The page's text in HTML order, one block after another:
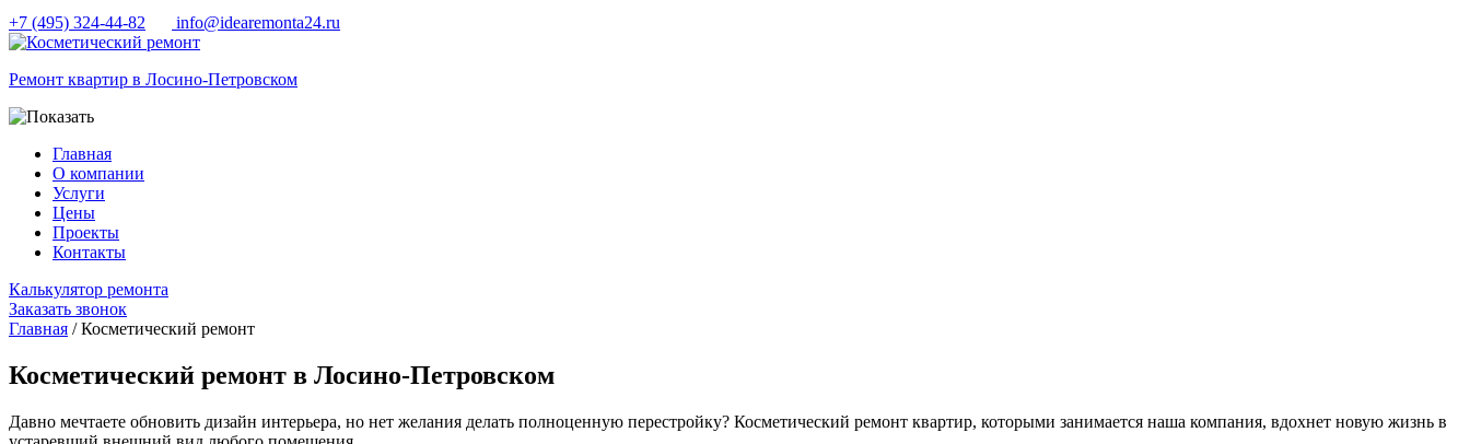
+7 (495) 324-44-82 info@idearemonta24.ru
Ремонт квартир в Лосино-Петровском
Главная
О компании
Услуги
Цены
Проекты
Контакты
Калькулятор ремонта
Заказать звонок
Главная / Косметический ремонт
Косметический ремонт в Лосино-Петровском
Давно мечтаете обновить дизайн интерьера, но нет желания делать полноценную перестройку? Косметический ремонт квартир, которыми занимается наша компания, вдохнет новую жизнь в